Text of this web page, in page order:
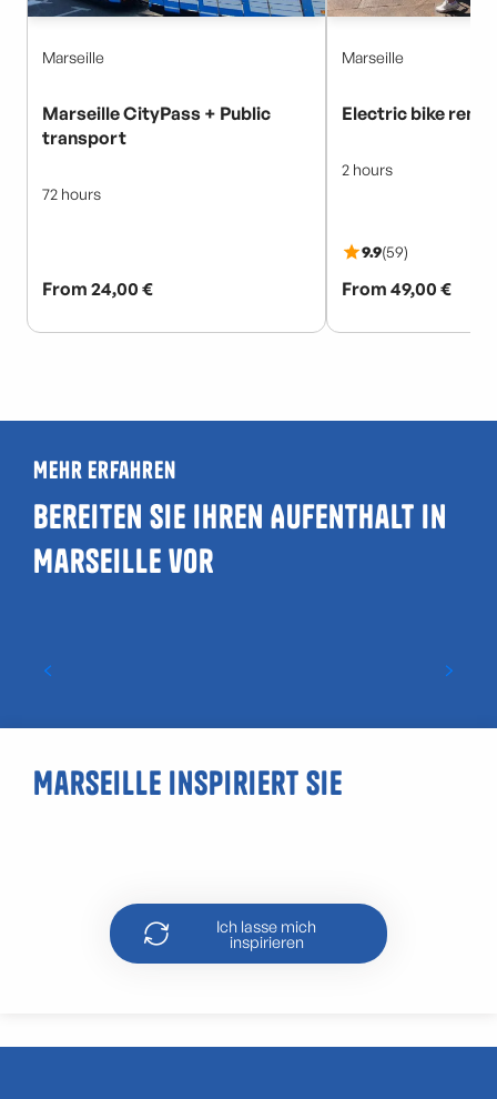
Mehr erfahren
Bereiten Sie Ihren Aufenthalt in
Marseille vor
Marseille inspiriert Sie
Ich lasse mich
inspirieren